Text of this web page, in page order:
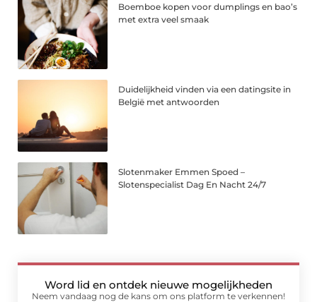
Boemboe kopen voor dumplings en bao’s
met extra veel smaak
Duidelijkheid vinden via een datingsite in
België met antwoorden
Slotenmaker Emmen Spoed –
Slotenspecialist Dag En Nacht 24/7
Word lid en ontdek nieuwe mogelijkheden
Neem vandaag nog de kans om ons platform te verkennen!